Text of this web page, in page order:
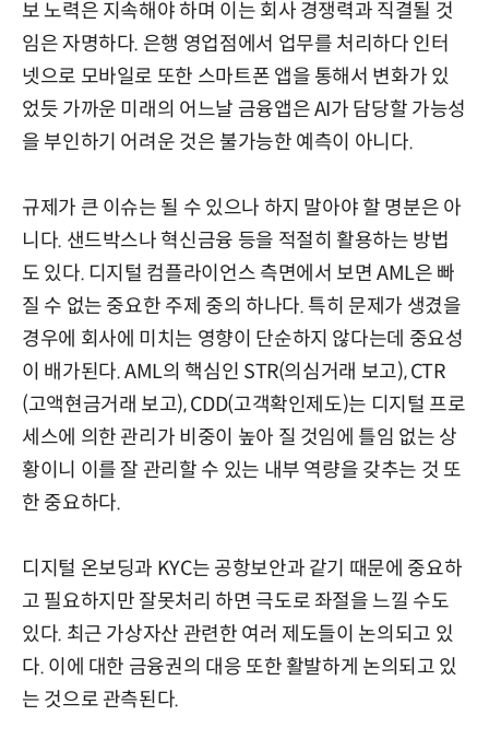
보 노력은 지속해야 하며 이는 회사 경쟁력과 직결될 것
임은 자명하다. 은행 영업점에서 업무를 처리하다 인터
넷으로 모바일로 또한 스마트폰 앱을 통해서 변화가 있
었듯 가까운 미래의 어느날 금융앱은 AI가 담당할 가능성
을 부인하기 어려운 것은 불가능한 예측이 아니다.
규제가 큰 이슈는 될 수 있으나 하지 말아야 할 명분은 아
니다. 샌드박스나 혁신금융 등을 적절히 활용하는 방법
도 있다. 디지털 컴플라이언스 측면에서 보면 AML은 빠
질 수 없는 중요한 주제 중의 하나다. 특히 문제가 생겼을
경우에 회사에 미치는 영향이 단순하지 않다는데 중요성
이 배가된다. AML의 핵심인 STR(의심거래 보고), CTR
(고액현금거래 보고), CDD(고객확인제도)는 디지털 프로
세스에 의한 관리가 비중이 높아 질 것임에 틀임 없는 상
황이니 이를 잘 관리할 수 있는 내부 역량을 갖추는 것 또
한 중요하다.
디지털 온보딩과 KYC는 공항보안과 같기 때문에 중요하
고 필요하지만 잘못처리 하면 극도로 좌절을 느낄 수도
있다. 최근 가상자산 관련한 여러 제도들이 논의되고 있
다. 이에 대한 금융권의 대응 또한 활발하게 논의되고 있
는 것으로 관측된다.